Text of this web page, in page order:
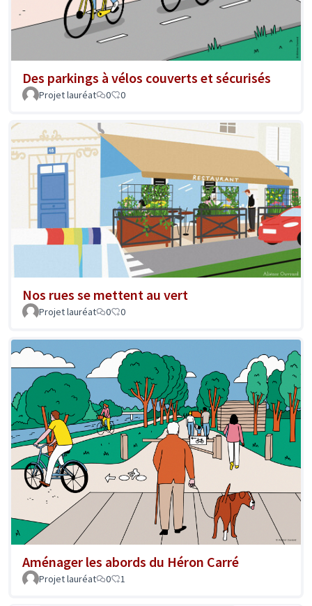
Des parkings à vélos couverts et sécurisés
Projet lauréat 0 0
Nos rues se mettent au vert
Projet lauréat 0 0
Aménager les abords du Héron Carré
Projet lauréat 0 1